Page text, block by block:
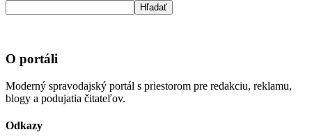
Hľadať
O portáli
Moderný spravodajský portál s priestorom pre redakciu, reklamu,
blogy a podujatia čitateľov.
Odkazy